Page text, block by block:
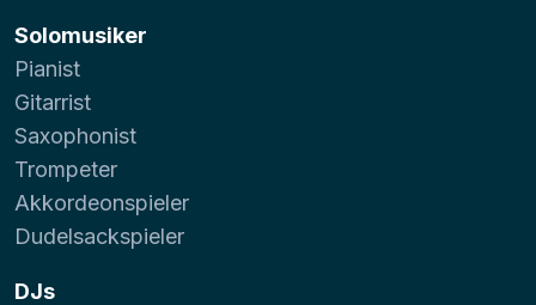
Solomusiker
Pianist
Gitarrist
Saxophonist
Trompeter
Akkordeonspieler
Dudelsackspieler
DJs